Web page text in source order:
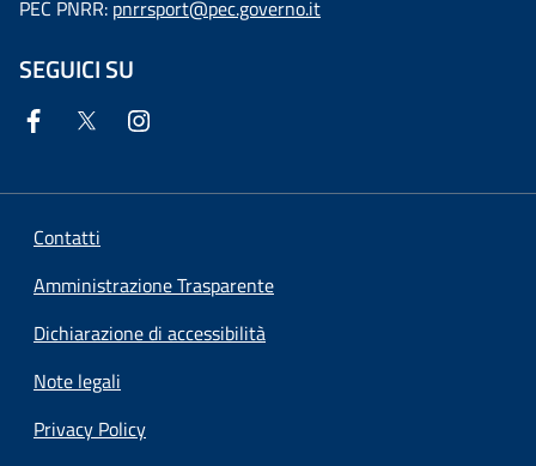
PEC PNRR: pnrrsport@pec.governo.it
SEGUICI SU
Contatti
Amministrazione Trasparente
Dichiarazione di accessibilità
Note legali
Privacy Policy